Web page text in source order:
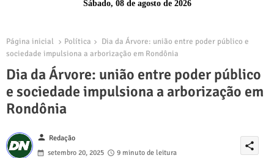
Sábado, 08 de agosto de 2026
Página inicial Política
Dia da Árvore: união entre poder público e
sociedade impulsiona a arborização em Rondônia
Dia da Árvore: união entre poder público
e sociedade impulsiona a arborização em
Rondônia
person Redação
setembro 20, 2025
9 minuto de leitura
share